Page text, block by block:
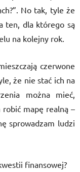
No tak, tyle że
ten, dla którego są
na kolejny rok.
czerwone
że nie stać ich na
można mieć,
robić mapę realną –
sprowadzam ludzi
finansowej?